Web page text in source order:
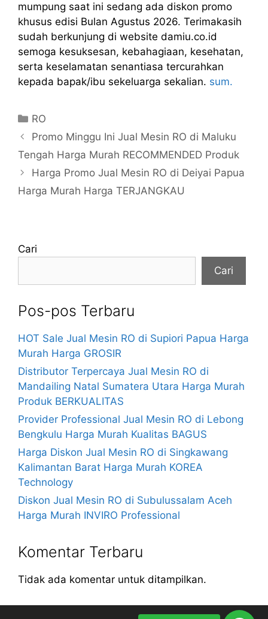
mumpung saat ini sedang ada diskon promo
khusus edisi Bulan Agustus 2026. Terimakasih
sudah berkunjung di website damiu.co.id
semoga kesuksesan, kebahagiaan, kesehatan,
serta keselamatan senantiasa tercurahkan
kepada bapak/ibu sekeluarga sekalian. sum.
Kategori
RO
Promo Minggu Ini Jual Mesin RO di Maluku
Tengah Harga Murah RECOMMENDED Produk
Harga Promo Jual Mesin RO di Deiyai Papua
Harga Murah Harga TERJANGKAU
Cari
Cari
Pos-pos Terbaru
HOT Sale Jual Mesin RO di Supiori Papua Harga
Murah Harga GROSIR
Distributor Terpercaya Jual Mesin RO di
Mandailing Natal Sumatera Utara Harga Murah
Produk BERKUALITAS
Provider Professional Jual Mesin RO di Lebong
Bengkulu Harga Murah Kualitas BAGUS
Harga Diskon Jual Mesin RO di Singkawang
Kalimantan Barat Harga Murah KOREA
Technology
Diskon Jual Mesin RO di Subulussalam Aceh
Harga Murah INVIRO Professional
Komentar Terbaru
Tidak ada komentar untuk ditampilkan.